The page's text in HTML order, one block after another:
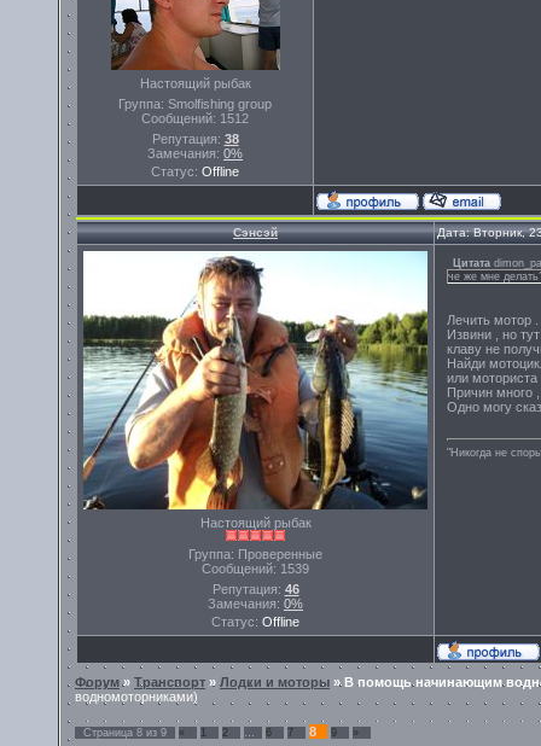
Настоящий рыбак
Группа: Smolfishing group
Сообщений: 1512
Репутация: 38
Замечания: 0%
Статус: Offline
Сэнсэй Дата: Вторник,
Настоящий рыбак
Группа: Проверенные
Сообщений: 1539
Репутация: 46
Замечания: 0%
Статус: Offline
Цитата
че же мне
Лечить мотор .
Извини , но
клаву не
Найди
или моториста
Причин много
Одно могу
"Никогда не
Форум» Транспорт » Лодки и моторы »В помощь начинающим
водномоторниками)
Страница 8 из 9 « 1 2 … 6 7 8 9 »